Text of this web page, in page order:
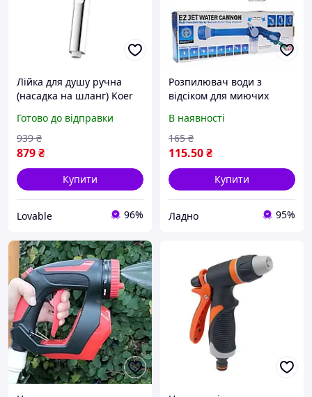
Лійка для душу ручна
(насадка на шланг) Koer
режими, кругла душова
лійка хром
Готово до відправки
879₴
939 ₴
Купити
Lovable 96%
Розпилювач води з
відсіком для миючих
Water Cannon Насадка на
шланг Водомет
В наявності
115.50₴
165 ₴
Купити
Ладно 95%